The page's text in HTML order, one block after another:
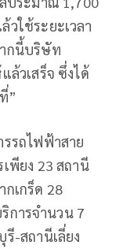
ใช้ระยะเวลา
กนี้บริษัท
ล้วเสร็จ ซึ่งได้
”
รถไฟฟ้าสาย
พียง 23 สถานี
เกร็ด 28
การจำนวน 7
-สถานีเลี่ยง